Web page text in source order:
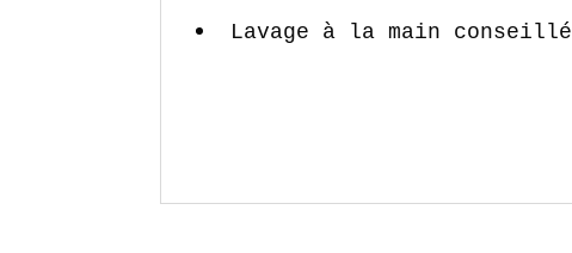
Lavage à la main conseillé